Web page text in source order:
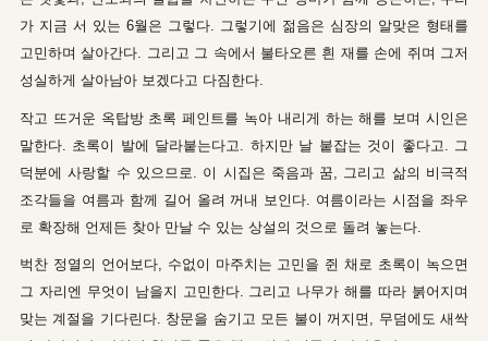
가 지금 서 있는 6월은 그렇다. 그렇기에 젊음은 심장의 알맞은 형태를
고민하며 살아간다. 그리고 그 속에서 불타오른 흰 재를 손에 쥐며 그저
성실하게 살아남아 보겠다고 다짐한다.
작고 뜨거운 옥탑방 초록 페인트를 녹아 내리게 하는 해를 보며 시인은
말한다. 초록이 발에 달라붙는다고. 하지만 날 붙잡는 것이 좋다고. 그
덕분에 사랑할 수 있으므로. 이 시집은 죽음과 꿈, 그리고 삶의 비극적
조각들을 여름과 함께 길어 올려 꺼내 보인다. 여름이라는 시점을 좌우
로 확장해 언제든 찾아 만날 수 있는 상설의 것으로 돌려 놓는다.
벅찬 정열의 언어보다, 수없이 마주치는 고민을 쥔 채로 초록이 녹으면
그 자리엔 무엇이 남을지 고민한다. 그리고 나무가 해를 따라 붉어지며
맞는 계절을 기다린다. 창문을 숨기고 모든 불이 꺼지면, 무덤에도 새싹